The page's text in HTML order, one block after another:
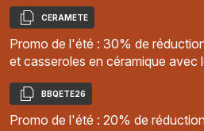
Copier
CERAMETE
Promo de l'été : 30% de
et casseroles en céramique avec
Copier
BBQETE26
Promo de l'été : 20% de